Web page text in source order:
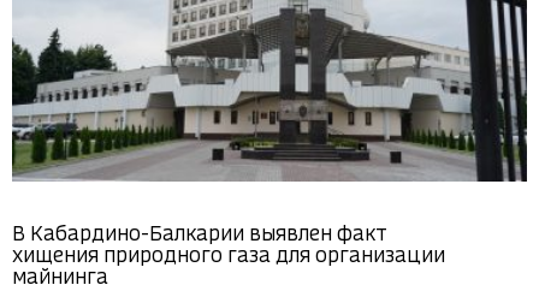
В Кабардино-Балкарии выявлен факт
хищения природного газа для организации
майнинга